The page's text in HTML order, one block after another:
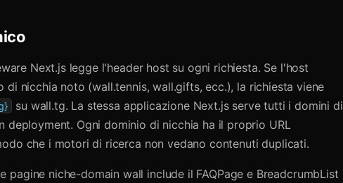
Next.js legge l'header host su ogni richiesta. Se l'host
di nicchia noto (wall.tennis, wall.gifts, ecc.), la richiesta viene
su wall.tg. La stessa applicazione Next.js serve tutti i domini di
deployment. Ogni dominio di nicchia ha il proprio URL
che i motori di ricerca non vedano contenuti duplicati.
pagine niche-domain wall include il FAQPage e BreadcrumbList